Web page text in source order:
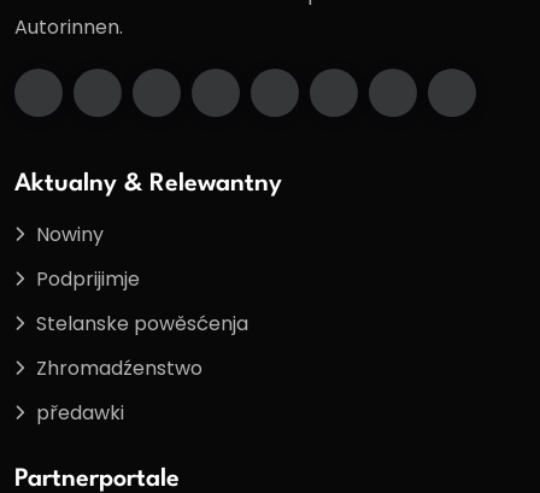
Autorinnen.
Aktualny & Relewantny
Nowiny
Podprijimje
Stelanske powěsćenja
Zhromadźenstwo
předawki
Partnerportale